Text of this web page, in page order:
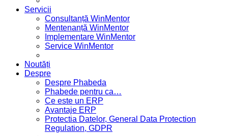
Servicii
Consultanță WinMentor
Mentenanță WinMentor
Implementare WinMentor
Service WinMentor
Noutăți
Despre
Despre Phabeda
Phabede pentru ca…
Ce este un ERP
Avantaje ERP
Protectia Datelor, General Data Protection
Regulation, GDPR